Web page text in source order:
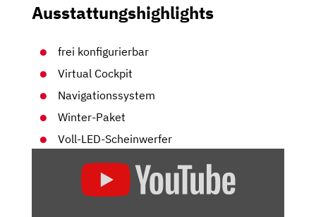
Ausstattungshighlights
frei konfigurierbar
Virtual Cockpit
Navigationssystem
Winter-Paket
Voll-LED-Scheinwerfer